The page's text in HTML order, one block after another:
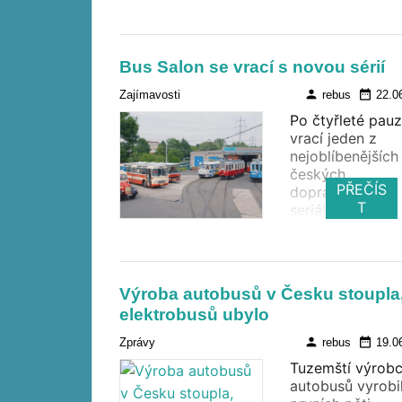
Středočeského
2030, který 18.
června schválilo
zastupitelstvo.
Dokument
připravený
organizací ROPID
určuje další
směřování
infrastruktury,
vozidel i
Bus Salon se vrací s novou sérií
Zajímavosti person rebus date_range
Po čtyřleté
vrací jeden z
nejoblíbenějších
českých
dopraváckých
seriálů, který
ČR (SDP ČR).
Salon s Václavem
Koptou
diváky znovu
do zákulisí
dopravy. První
díly s názvy
PŘEČÍS
T
Výroba autobusů v Česku
elektrobusů ubylo
Zprávy person rebus date_range
Tuzemští
autobusů